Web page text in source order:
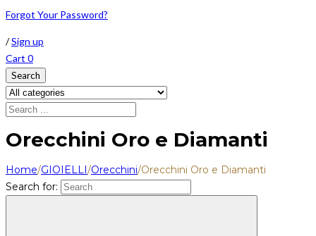
Forgot Your Password?
/Sign up
Cart 0
Search
Orecchini Oro e Diamanti
Home/GIOIELLI/Orecchini/Orecchini Oro e Diamanti
Search for: